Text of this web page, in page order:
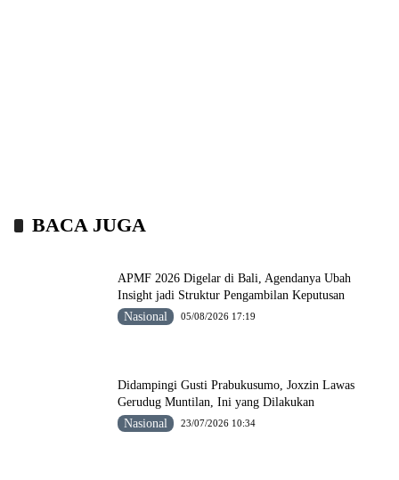
BACA JUGA
APMF 2026 Digelar di Bali, Agendanya Ubah
Insight jadi Struktur Pengambilan Keputusan
Nasional
05/08/2026 17:19
Didampingi Gusti Prabukusumo, Joxzin Lawas
Gerudug Muntilan, Ini yang Dilakukan
Nasional
23/07/2026 10:34